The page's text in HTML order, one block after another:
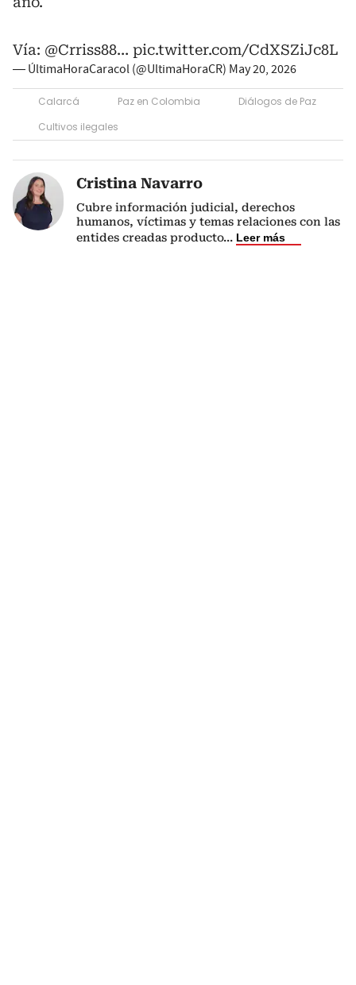
Vía: @Crriss88… pic.twitter.com/CdXSZiJc8L
— ÚltimaHoraCaracol (@UltimaHoraCR) May 20, 2026
Calarcá Paz en Colombia
Diálogos de Paz
Cultivos ilegales
Cristina Navarro
Cubre información judicial, derechos
humanos, víctimas y temas relaciones con las
entides creadas producto... Leer más